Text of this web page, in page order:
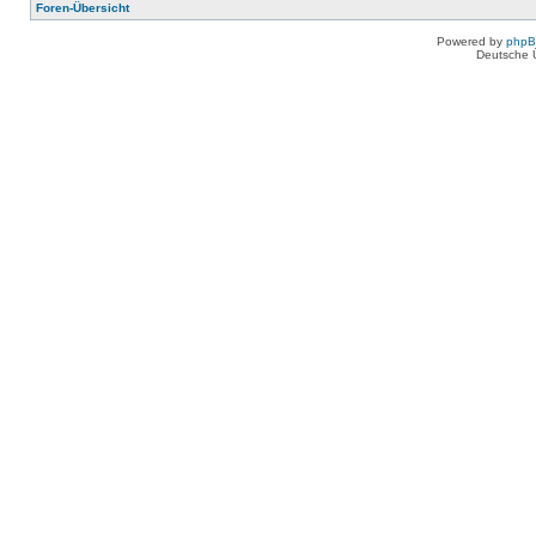
Foren-Übersicht
Powered by
Deutsche